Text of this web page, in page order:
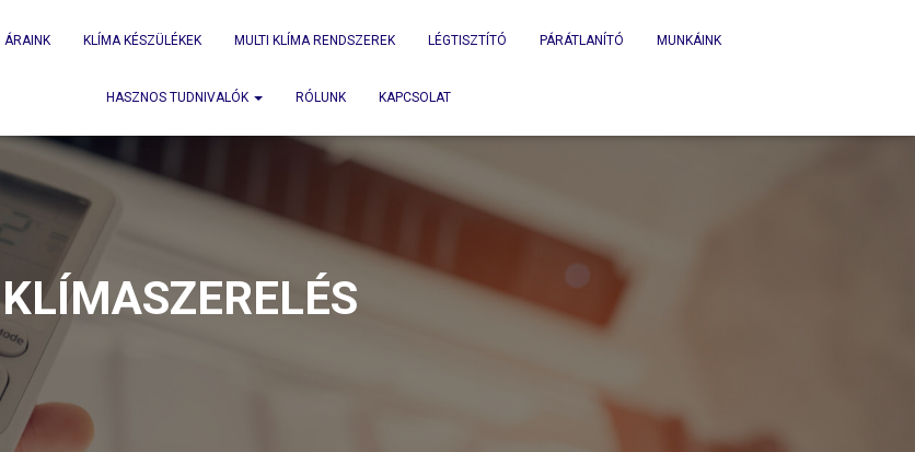
ÁRAINK KLÍMA KÉSZÜLÉKEK MULTI KLÍMA RENDSZEREK LÉGTISZTÍTÓ PÁRÁTLANÍTÓ MUNKÁINK
HASZNOS TUDNIVALÓK RÓLUNK KAPCSOLAT
KLÍMASZERELÉS